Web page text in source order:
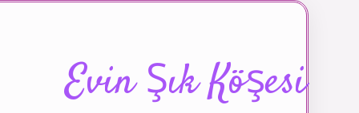
Evin Şık Köşesi